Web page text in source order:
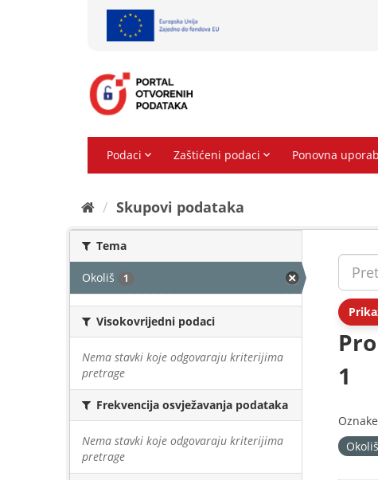
Skupovi podаtаkа
Tema
Okoliš 1
Visokovrijedni podaci
Nema stavki koje odgovaraju kriterijima
pretrage
Frekvencija osvježavanja podataka
Nema stavki koje odgovaraju kriterijima
pretrage
1
Okoliš